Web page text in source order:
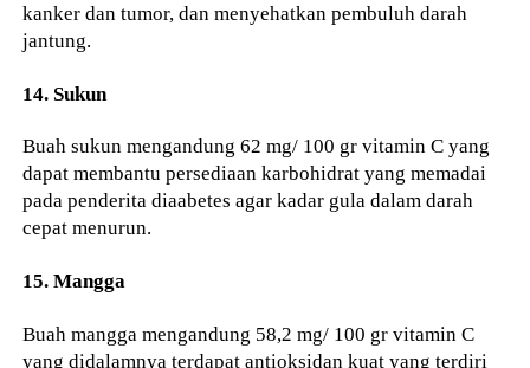
kanker dan tumor, dan menyehatkan pembuluh darah
jantung.
14. Sukun
Buah sukun mengandung 62 mg/ 100 gr vitamin C yang
dapat membantu persediaan karbohidrat yang memadai
pada penderita diaabetes agar kadar gula dalam darah
cepat menurun.
15. Mangga
Buah mangga mengandung 58,2 mg/ 100 gr vitamin C
yang didalamnya terdapat antioksidan kuat yang terdiri